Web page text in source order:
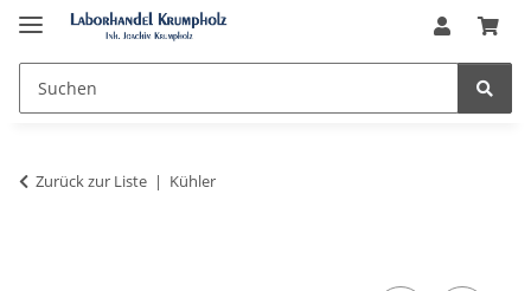
Zurück zur Liste Kühler